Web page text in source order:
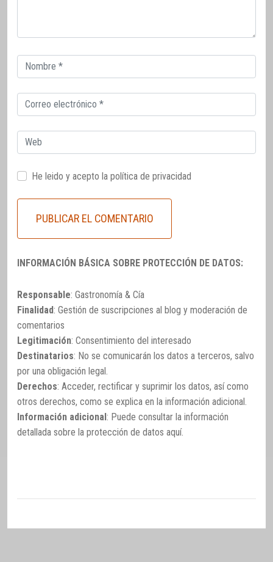
Correo
electrónico
Correo
electrónico
Web
He leido y acepto la política de privacidad
INFORMACIÓN BÁSICA SOBRE PROTECCIÓN DE DATOS:
Responsable: Gastronomía & Cía
Finalidad: Gestión de suscripciones al blog y moderación de
comentarios
Legitimación: Consentimiento del interesado
Destinatarios: No se comunicarán los datos a terceros, salvo
por una obligación legal.
Derechos: Acceder, rectificar y suprimir los datos, así como
otros derechos, como se explica en la información adicional.
Información adicional : Puede consultar la información
detallada sobre la protección de datos aquí.